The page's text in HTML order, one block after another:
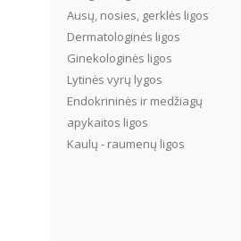
Ausų, nosies, gerklės ligos
Dermatologinės ligos
Ginekologinės ligos
Lytinės vyrų lygos
Endokrininės ir medžiagų
apykaitos ligos
Kaulų - raumenų ligos